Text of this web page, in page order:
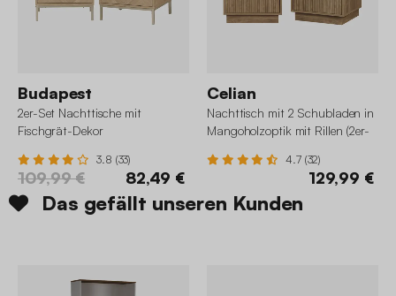
Budapest
2er-Set Nachttische mit
Fischgrät-Dekor
3.8 (33)
109,99 € 82,49 €
Celian
Nachttisch mit 2 Schubladen in
Mangoholzoptik mit Rillen (2er-
4.7 (32)
129,99 €
Das gefällt unseren Kunden